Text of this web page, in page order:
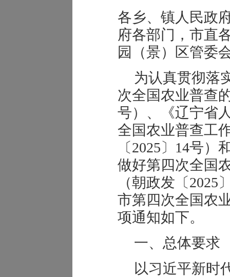
各乡、镇人民政
府各部门，市直
园（景）区管委
为认真贯彻落
次全国农业普查
号）、《辽宁省
全国农业普查工
〔2025〕14号
做好第四次全国
（朝政发〔2025
市第四次全国农
项通知如下。
一、总体要求
以习近平新时